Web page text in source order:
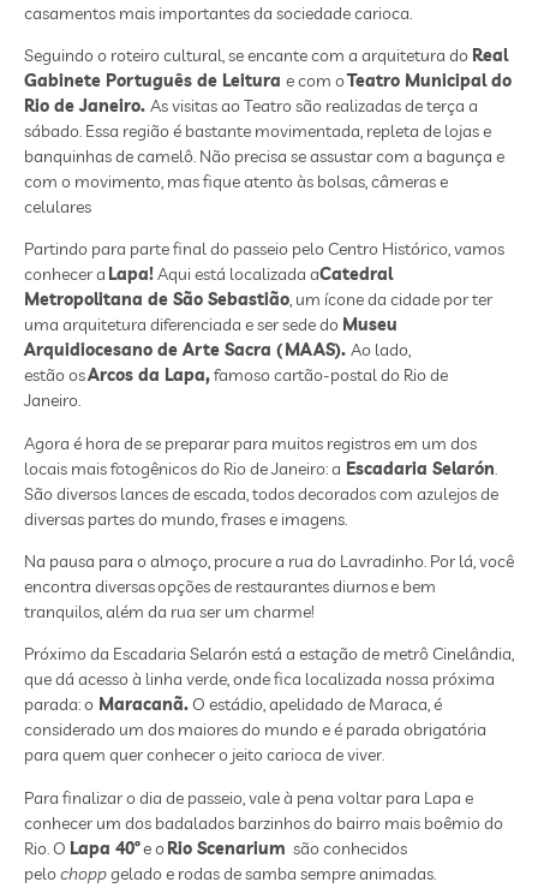
casamentos mais importantes da sociedade carioca.
Seguindo o roteiro cultural, se encante com a arquitetura do Real
Gabinete Português de Leitura e com oTeatro Municipal do
Rio de Janeiro. As visitas ao Teatro são realizadas de terça a
sábado. Essa região é bastante movimentada, repleta de lojas e
banquinhas de camelô. Não precisa se assustar com a bagunça e
com o movimento, mas fique atento às bolsas, câmeras e
celulares
Partindo para parte final do passeio pelo Centro Histórico, vamos
conhecer a Lapa!Aqui está localizada aCatedral
Metropolitana de São Sebastião, um ícone da cidade por ter
uma arquitetura diferenciada e ser sede do Museu
Arquidiocesano de Arte Sacra (MAAS). Ao lado,
estão osArcos da Lapa,famoso cartão-postal do Rio de
Janeiro.
Agora é hora de se preparar para muitos registros em um dos
locais mais fotogênicos do Rio de Janeiro: a Escadaria Selarón.
São diversos lances de escada, todos decorados com azulejos de
diversas partes do mundo, frases e imagens.
Na pausa para o almoço, procure a rua do Lavradinho. Por lá, você
encontra diversas opções de restaurantes diurnos e bem
tranquilos, além da rua ser um charme!
Próximo da Escadaria Selarón está a estação de metrô Cinelândia,
que dá acesso à linha verde, onde fica localizada nossa próxima
parada: o Maracanã.O estádio, apelidado de Maraca, é
considerado um dos maiores do mundo e é parada obrigatória
para quem quer conhecer o jeito carioca de viver.
Para finalizar o dia de passeio, vale à pena voltar para Lapa e
conhecer um dos badalados barzinhos do bairro mais boêmio do
Rio. O Lapa 40ºe oRio Scenarium são conhecidos
pelochoppgelado e rodas de samba sempre animadas.